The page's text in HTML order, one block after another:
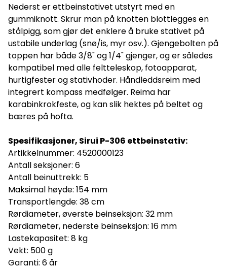
Nederst er ettbeinstativet utstyrt med en
gummiknott. Skrur man på knotten blottlegges en
stålpigg, som gjør det enklere å bruke stativet på
ustabile underlag (snø/is, myr osv.). Gjengebolten på
toppen har både 3/8" og 1/4" gjenger, og er således
kompatibel med alle feltteleskop, fotoapparat,
hurtigfester og stativhoder. Håndleddsreim med
integrert kompass medfølger. Reima har
karabinkrokfeste, og kan slik hektes på beltet og
bæres på hofta.
Spesifikasjoner, Sirui P-306 ettbeinstativ:
Artikkelnummer: 4520000123
Antall seksjoner: 6
Antall beinuttrekk: 5
Maksimal høyde: 154 mm
Transportlengde: 38 cm
Rørdiameter, øverste beinseksjon: 32 mm
Rørdiameter, nederste beinseksjon: 16 mm
Lastekapasitet: 8 kg
Vekt: 500 g
Garanti: 6 år